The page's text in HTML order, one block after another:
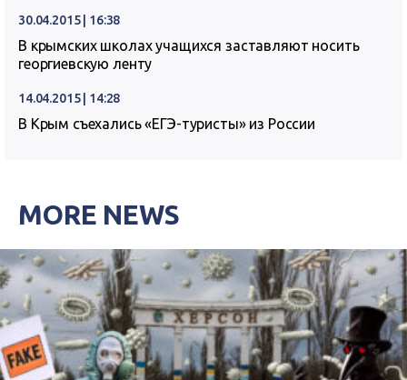
30.04.2015 | 16:38
В крымских школах учащихся заставляют носить
георгиевскую ленту
14.04.2015 | 14:28
В Крым съехались «ЕГЭ-туристы» из России
MORE NEWS